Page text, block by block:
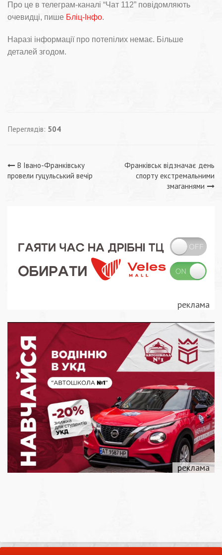
Про це в телеграм-каналі “Чат 112” повідомляють
очевидці, пише Бліц-Інфо.
Наразі інформації про потепілих немає. Більше
деталей згодом.
Переглядів: 504
Навігація
В Івано-Франківську
провели гуцульський вечір
Франківськ відзначає день
спорту екстремальними
змаганнями